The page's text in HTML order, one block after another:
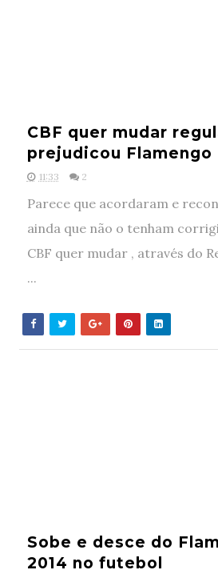
CBF quer mudar
prejudicou Flamengo
11:33 2
Parece que acordaram e
ainda que não o tenham
CBF quer mudar , através do
...
Sobe e desce do
2014 no futebol